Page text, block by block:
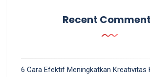
Recent
6 Cara Efektif Meningkatkan Kreativitas